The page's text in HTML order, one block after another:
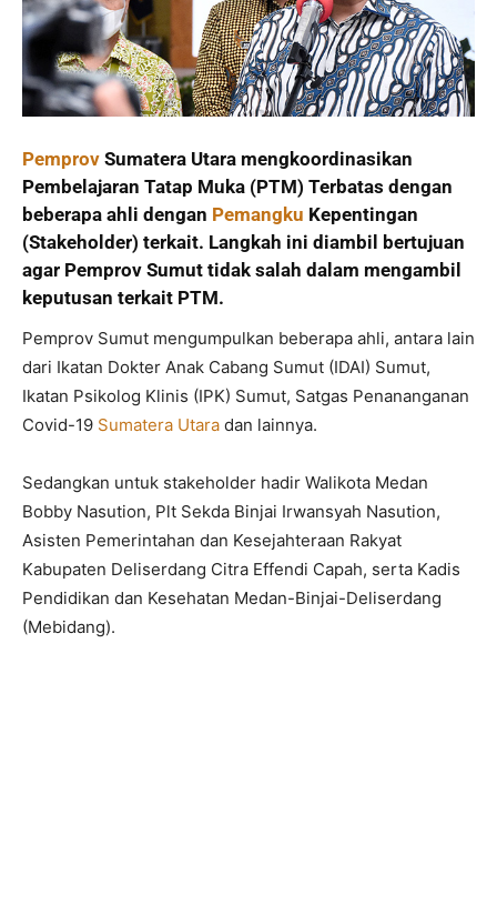
Pemprov Sumatera Utara mengkoordinasikan
Pembelajaran Tatap Muka (PTM) Terbatas dengan
beberapa ahli dengan Pemangku Kepentingan
(Stakeholder) terkait. Langkah ini diambil bertujuan
agar Pemprov Sumut tidak salah dalam mengambil
keputusan terkait PTM.
Pemprov Sumut mengumpulkan beberapa ahli, antara lain
dari Ikatan Dokter Anak Cabang Sumut (IDAI) Sumut,
Ikatan Psikolog Klinis (IPK) Sumut, Satgas Penananganan
Covid-19 Sumatera Utara dan lainnya.
Sedangkan untuk stakeholder hadir Walikota Medan
Bobby Nasution, Plt Sekda Binjai Irwansyah Nasution,
Asisten Pemerintahan dan Kesejahteraan Rakyat
Kabupaten Deliserdang Citra Effendi Capah, serta Kadis
Pendidikan dan Kesehatan Medan-Binjai-Deliserdang
(Mebidang).